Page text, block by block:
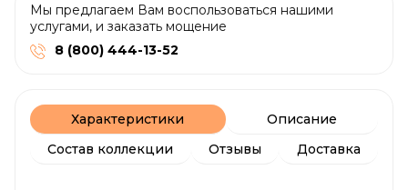
Мы предлагаем Вам воспользоваться нашими
услугами, и заказать мощение
8 (800) 444-13-52
Характеристики
Описание
Состав коллекции
Отзывы Доставка